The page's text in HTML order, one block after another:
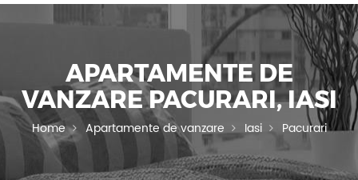
APARTAMENTE DE
VANZARE PACURARI, IASI
Home Apartamente de vanzare Iasi Pacurari